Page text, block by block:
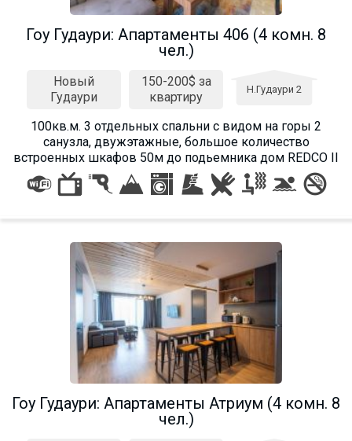
Гоу Гудаури: Апартаменты 406 (4 комн. 8
чел.)
Новый
Гудаури
150-200$ за
квартиру
Н.Гудаури 2
100кв.м. 3 отдельных спальни с видом на горы 2
санузла, двужэтажные, большое количество
встроенных шкафов 50м до подьемника дом REDCO II
Гоу Гудаури: Апартаменты Атриум (4 комн. 8
чел.)